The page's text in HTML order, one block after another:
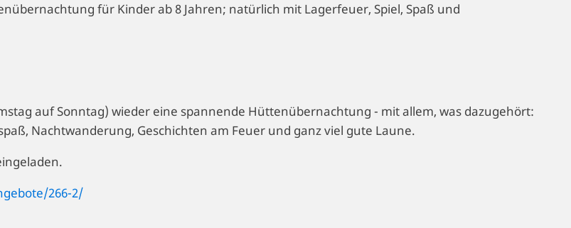
für Kinder ab 8 Jahren; natürlich mit Lagerfeuer, Spiel, Spaß und
auf Sonntag) wieder eine spannende Hüttenübernachtung - mit allem, was dazugehört:
Nachtwanderung, Geschichten am Feuer und ganz viel gute Laune.
266-2/